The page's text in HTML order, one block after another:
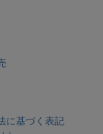
に基づく表記